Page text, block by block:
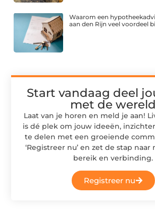
Waarom een
aan den Rijn veel voordeel
Start vandaag deel
met de wereld
Laat van je horen en meld je aan!
is dé plek om jouw ideeën,
te delen met een groeiende
‘Registreer nu’ en zet de stap
bereik en verbinding.
Registreer nu